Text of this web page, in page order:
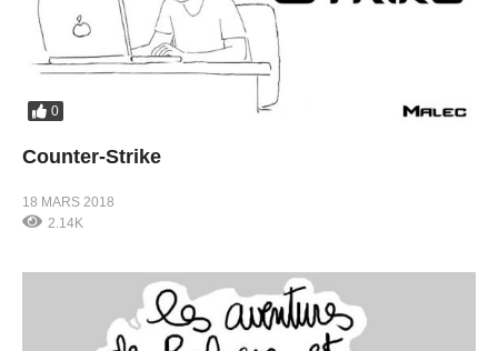
0
Counter-Strike
18 MARS 2018
2.14K